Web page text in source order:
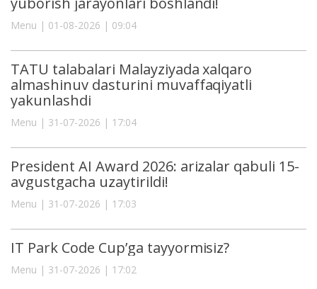
Menu | 01-08-2026 | 09:04
TATU talabalari Malayziyada xalqaro
almashinuv dasturini muvaffaqiyatli
yakunlashdi
Menu | 31-07-2026 | 17:04
President AI Award 2026: arizalar qabuli 15-
avgustgacha uzaytirildi!
Menu | 31-07-2026 | 17:03
IT Park Code Cup’ga tayyormisiz?
Menu | 31-07-2026 | 17:02